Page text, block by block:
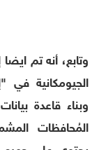
وتابع، أنه تم
الجيومكانية في
وبناء قاعدة
المُحافظات